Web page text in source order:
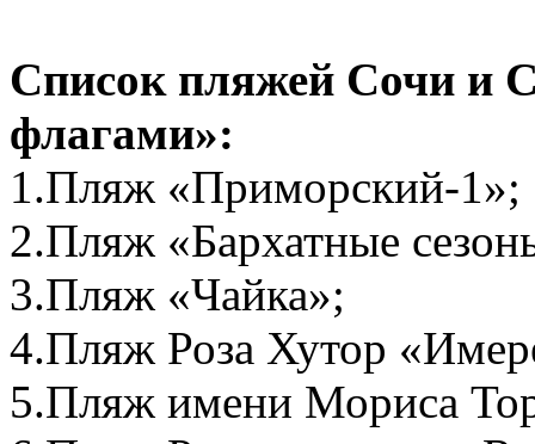
Список пляжей Сочи и
флагами»:
1.Пляж «Приморский-1»;
2.Пляж «Бархатные
3.Пляж «Чайка»;
4.Пляж Роза Хутор
5.Пляж имени Мориса